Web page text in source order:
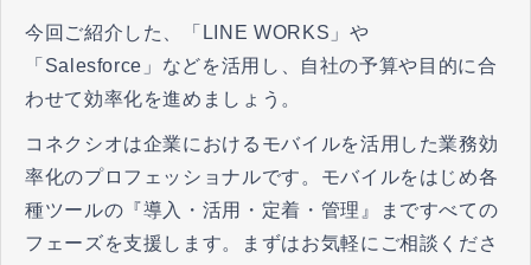
今回ご紹介した、「LINE WORKS」や
「Salesforce」などを活用し、自社の予算や目的に合
わせて効率化を進めましょう。
コネクシオは企業におけるモバイルを活用した業務効
率化のプロフェッショナルです。モバイルをはじめ各
種ツールの『導入・活用・定着・管理』まですべての
フェーズを支援します。まずはお気軽にご相談くださ